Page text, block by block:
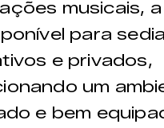
musicais,
para
e privados,
um
e bem